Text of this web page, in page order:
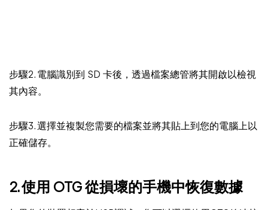
步驟2. 電腦識別到 SD 卡後，透過檔案總管將其開啟以檢視
其內容。
步驟3. 選擇並複製您需要的檔案並將其貼上到您的電腦上以
正確儲存。
2. 使用 OTG 從損壞的手機中恢復數據